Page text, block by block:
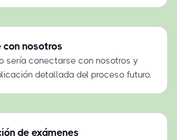
nosotros
sería conectarse con nosotros y
detallada del proceso futuro.
de exámenes